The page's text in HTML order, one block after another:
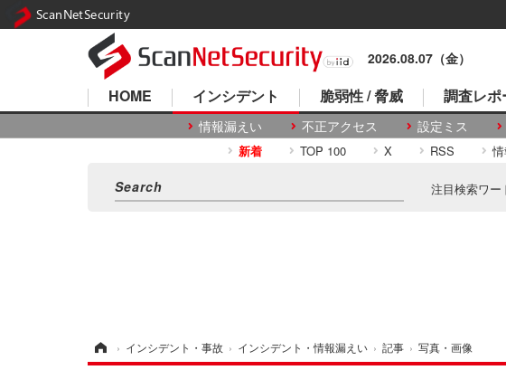
2026.08.07（金）
HOME インシデント
情報漏えい 不正アクセス 設定ミス
脆弱性 / 脅威 調査レポ
新着 TOP 100 X RSS
注目検索ワー
› インシデント・事故 › インシデント・情報漏えい › 記事 › 写真・画像
ScanNetSecurity